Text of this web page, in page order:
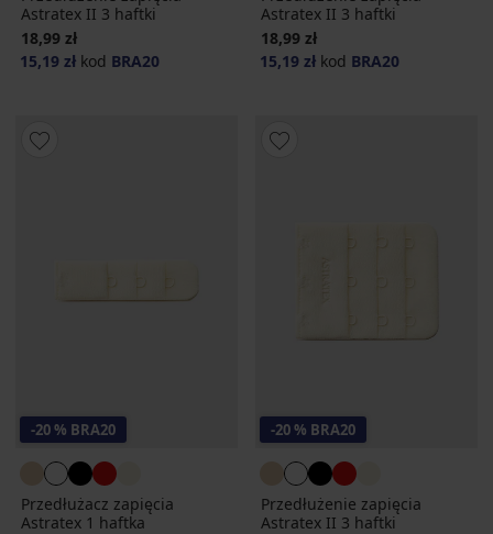
Astratex II 3 haftki
18,99 zł
15,19 zł kod BRA20
Astratex II 3 haftki
18,99 zł
15,19 zł kod BRA20
-20 % BRA20
Przedłużacz zapięcia
Astratex 1 haftka
-20 % BRA20
Przedłużenie zapięcia
Astratex II 3 haftki